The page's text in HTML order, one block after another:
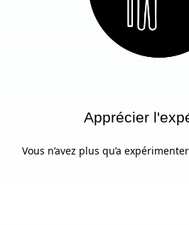
Apprécier
Vous n’avez plus qu’a